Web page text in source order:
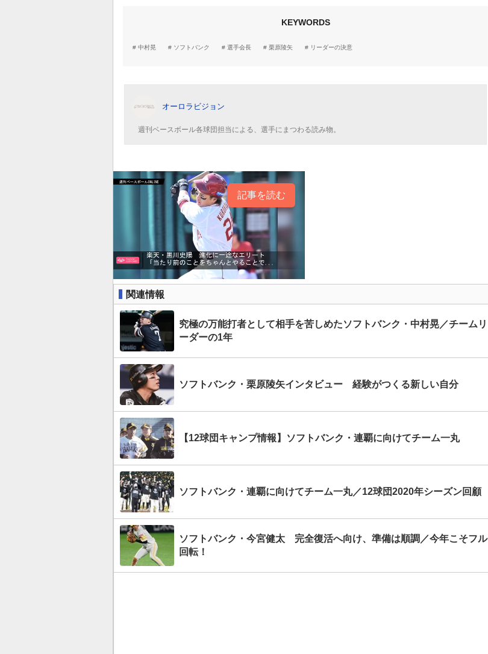
KEYWORDS
中村晃 ソフトバンク 選手会長 栗原陵矢 リーダーの決意
オーロラビジョン
週刊ベースボール各球団担当による、選手にまつわる読み物。
記事を読む
関連情報
究極の万能打者として相手を苦しめたソフトバンク・中村晃／チームリ
ーダーの1年
ソフトバンク・栗原陵矢インタビュー 経験がつくる新しい自分
【12球団キャンプ情報】ソフトバンク・連覇に向けてチーム一丸
ソフトバンク・連覇に向けてチーム一丸／12球団2020年シーズン回顧
ソフトバンク・今宮健太 完全復活へ向け、準備は順調／今年こそフル
回転！